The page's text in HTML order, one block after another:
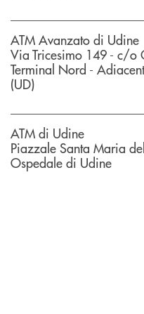
ATM Avanzato di Udine
Via Tricesimo 149 - c/o
Terminal Nord -
(UD)
ATM di Udine
Piazzale Santa Maria
Ospedale di Udine